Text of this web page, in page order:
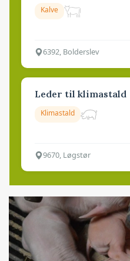
Kalve
6392, Bolderslev
Leder til klimastald
Klimastald
9670, Løgstør